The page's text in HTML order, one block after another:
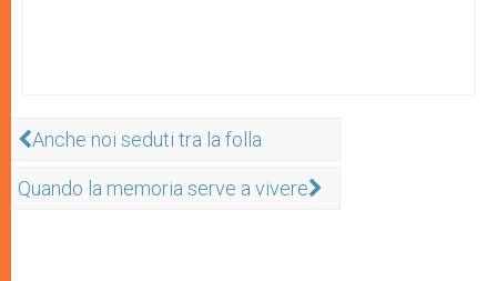
Anche noi seduti tra la folla
Quando la memoria serve a vivere